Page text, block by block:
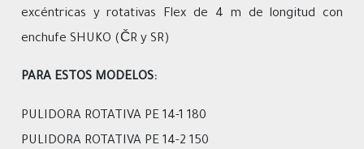
excéntricas y rotativas Flex de 4 m de longitud con
enchufe SHUKO (ČR y SR)
PARA ESTOS MODELOS:
PULIDORA ROTATIVA PE 14-1 180
PULIDORA ROTATIVA PE 14-2 150